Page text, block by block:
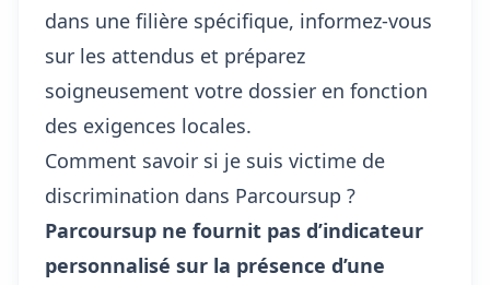
dans une filière spécifique, informez-vous
sur les attendus et préparez
soigneusement votre dossier en fonction
des exigences locales.
Comment savoir si je suis victime de
discrimination dans Parcoursup ?
Parcoursup ne fournit pas d’indicateur
personnalisé sur la présence d’une